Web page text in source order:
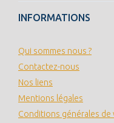
INFORMATIONS
Qui sommes nous ?
Contactez-nous
Nos liens
Mentions légales
Conditions générales de